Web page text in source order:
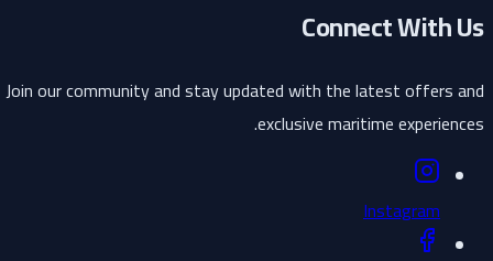
Connect With Us
Join our community and stay updated with the latest offers and
exclusive maritime experiences.
Instagram